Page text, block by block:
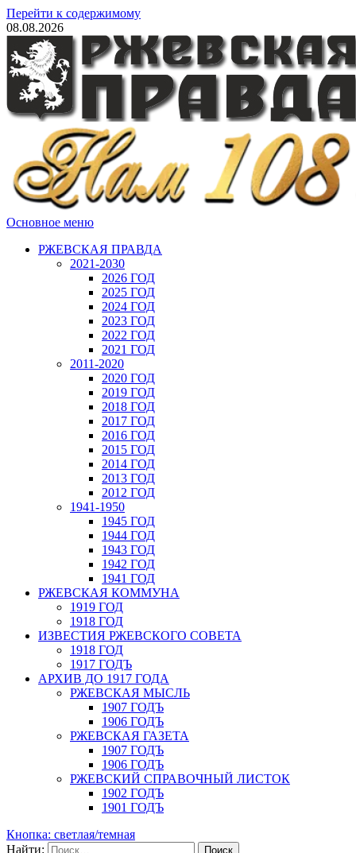
Перейти к содержимому
08.08.2026
Основное меню
РЖЕВСКАЯ ПРАВДА
2021-2030
2026 ГОД
2025 ГОД
2024 ГОД
2023 ГОД
2022 ГОД
2021 ГОД
2011-2020
2020 ГОД
2019 ГОД
2018 ГОД
2017 ГОД
2016 ГОД
2015 ГОД
2014 ГОД
2013 ГОД
2012 ГОД
1941-1950
1945 ГОД
1944 ГОД
1943 ГОД
1942 ГОД
1941 ГОД
РЖЕВСКАЯ КОММУНА
1919 ГОД
1918 ГОД
ИЗВЕСТИЯ РЖЕВСКОГО СОВЕТА
1918 ГОД
1917 ГОДЪ
АРХИВ ДО 1917 ГОДА
РЖЕВСКАЯ МЫСЛЬ
1907 ГОДЪ
1906 ГОДЪ
РЖЕВСКАЯ ГАЗЕТА
1907 ГОДЪ
1906 ГОДЪ
РЖЕВСКИЙ СПРАВОЧНЫЙ ЛИСТОК
1902 ГОДЪ
1901 ГОДЪ
Кнопка: светлая/темная
Найти: